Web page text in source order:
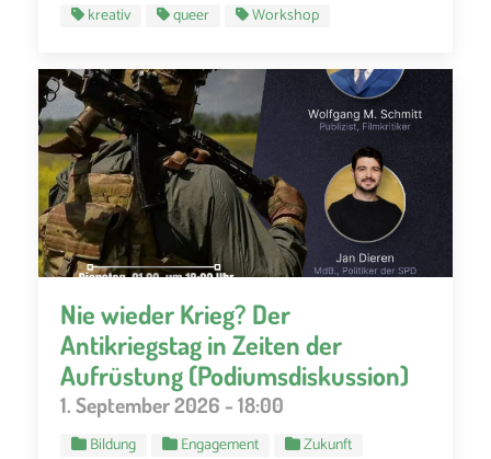
kreativ
queer Workshop
Nie wieder Krieg? Der
Antikriegstag in Zeiten der
Aufrüstung (Podiumsdiskussion)
1. September 2026 - 18:00
Bildung Engagement
Zukunft